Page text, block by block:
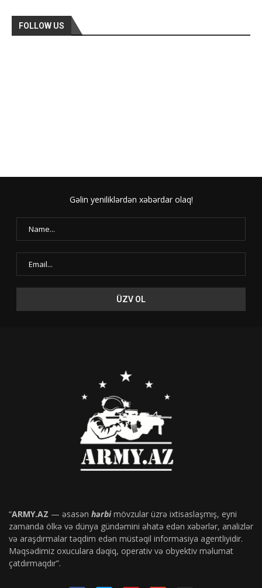
FOLLOW US
Gəlin yeniliklərdən xəbərdar olaq!
“ARMY.AZ — əsasən hərbimövzular üzrə ixtisaslaşmış, eyni
zamanda ölkə və dünya gündəmini əhatə edən xəbərlər, analizlər
və araşdırmalar təqdim edən müstəqil informasiya agentliyidir.
Məqsədimiz oxuculara dəqiq, operativ və obyektiv məlumat
çatdırmaqdır”.